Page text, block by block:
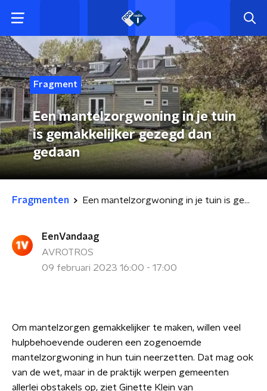
Fragment
Een mantelzorgwoning in je tuin
is gemakkelijker gezegd dan
gedaan
Fragmenten Een mantelzorgwoning in je tuin is gemakkelijker gezegd dan gedaan
EenVandaag
AVROTROS
09 februari 2023 16:00 - 17:00
Om mantelzorgen gemakkelijker te maken, willen veel
hulpbehoevende ouderen een zogenoemde
mantelzorgwoning in hun tuin neerzetten. Dat mag ook
van de wet, maar in de praktijk werpen gemeenten
allerlei obstakels op, ziet Ginette Klein van